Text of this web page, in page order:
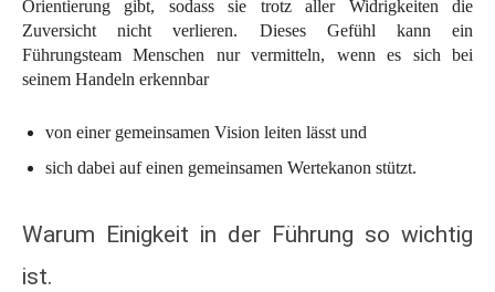
Orientierung gibt, sodass sie trotz aller Widrigkeiten die
Zuversicht nicht verlieren. Dieses Gefühl kann ein
Führungsteam Menschen nur vermitteln, wenn es sich bei
seinem Handeln erkennbar
von einer gemeinsamen Vision leiten lässt und
sich dabei auf einen gemeinsamen Wertekanon stützt.
Warum Einigkeit in der Führung so wichtig
ist.